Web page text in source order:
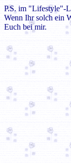
P.S. im "Lifestyle"-
Wenn Ihr solch ein
Euch bei mir.